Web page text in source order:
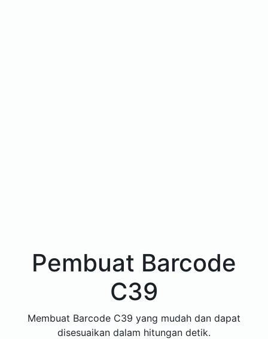
Pembuat Barcode
C39
Membuat Barcode C39 yang mudah dan dapat
disesuaikan dalam hitungan detik.